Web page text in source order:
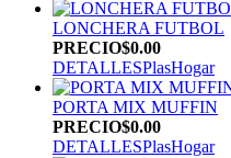
LONCHERA FUTBOL
PRECIO$0.00
DETALLESPlasHogar
PORTA MIX MUFFIN
PRECIO$0.00
DETALLESPlasHogar